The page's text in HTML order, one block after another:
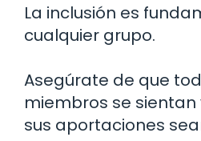
La inclusión es
cualquier grupo.
Asegúrate de que
miembros se
sus aportaciones